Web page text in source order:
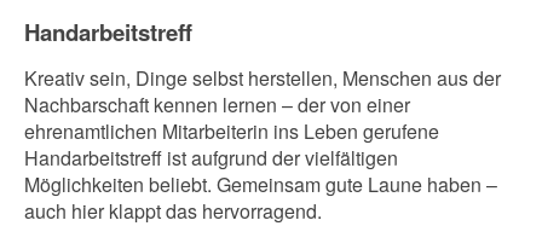
Handarbeitstreff
Kreativ sein, Dinge selbst herstellen, Menschen aus der
Nachbarschaft kennen lernen – der von einer
ehrenamtlichen Mitarbeiterin ins Leben gerufene
Handarbeitstreff ist aufgrund der vielfältigen
Möglichkeiten beliebt. Gemeinsam gute Laune haben –
auch hier klappt das hervorragend.